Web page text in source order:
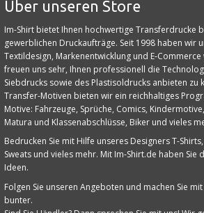
Über unseren Store
Im-Shirt bietet Ihnen hochwertige Transferdrucke
gewerblichen Druckaufträge. Seit 1998 haben wir
Textildesign, Markenentwicklung und
freuen uns sehr, Ihnen professionell die
Siebdrucks sowie des Plastisoldrucks anbieten zu
Transfer-Motiven bieten wir ein reichhaltiges
Motive: Fahrzeuge, Sprüche, Comics,
Matura und Klassenabschlüsse, Biker und vieles
Bedrucken Sie mit Hilfe unseres Designers T-
Sweats und vieles mehr. Mit Im-Shirt.de haben Sie
Ideen.
Folgen Sie unseren Angeboten und machen Sie
bunter.